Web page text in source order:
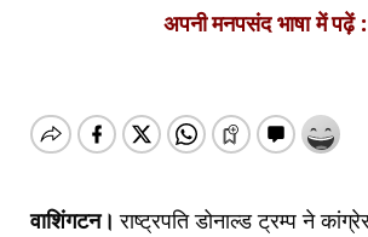
अपनी मनपसंद भाषा में पढ़ें :
वाशिंगटन। राष्ट्रपति डोनाल्ड ट्रम्प ने